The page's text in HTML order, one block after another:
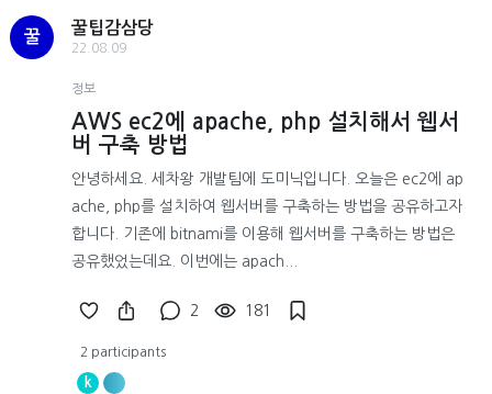
꿀
꿀팁감삼당
22.08.09
정보
AWS ec2에 apache, php 설치해서 웹서
버 구축 방법
안녕하세요. 세차왕 개발팀에 도미닉입니다. 오늘은 ec2에 ap
ache, php를 설치하여 웹서버를 구축하는 방법을 공유하고자
합니다. 기존에 bitnami를 이용해 웹서버를 구축하는 방법은
공유했었는데요. 이번에는 apach...
2 181
2 participants
k